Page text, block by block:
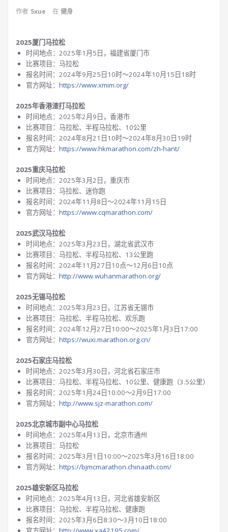
作者 5xue 在 健身
2025厦门马拉松
时间地点：2025年1月5日，福建省厦门市
比赛项目：马拉松
报名时间：2024年9月25日10时～2024年10月15日18时
官方网址： https://www.xmim.org/
2025年香港渣打马拉松
时间地点：2025年2月9日，香港市
比赛项目：马拉松、半程马拉松、10公里
报名时间：2024年8月21日10时～2024年8月30日19时
官方网址： https://www.hkmarathon.com/zh-hant/
2025重庆马拉松
时间地点：2025年3月2日，重庆市
比赛项目：马拉松、迷你跑
报名时间：2024年11月8日～2024年11月15日
官方网址： https://www.cqmarathon.com/
2025武汉马拉松
时间地点：2025年3月23日，湖北省武汉市
比赛项目：马拉松、半程马拉松、13公里跑
报名时间：2024年11月27日10点～12月6日10点
官方网址： http://www.wuhanmarathon.org/
2025无锡马拉松
时间地点：2025年3月23日，江苏省无锡市
比赛项目：马拉松、半程马拉松、欢乐跑
报名时间：2024年12月27日10:00～2025年1月3日17:00
官方网址： https://wuxi.marathon.org.cn/
2025石家庄马拉松
时间地点：2025年3月30日，河北省石家庄市
比赛项目：马拉松、半程马拉松、10公里、健康跑（3.5公里）
报名时间：2025年1月24日10:00～2月9日17:00
官方网址： http://www.sjz-marathon.com/
2025北京城市副中心马拉松
时间地点：2025年4月13日，北京市通州
比赛项目：马拉松
报名时间：2025年3月1日10:00～2025年3月16日18:00
官方网址： https://bjmcmarathon.chinaath.com/
2025雄安新区马拉松
时间地点：2025年4月13日，河北省雄安新区
比赛项目：马拉松、半程马拉松、健康跑
报名时间：2025年3月6日8:30～3月10日18:00